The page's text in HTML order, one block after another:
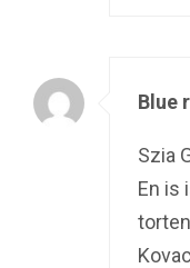
Blue
Szia
En is